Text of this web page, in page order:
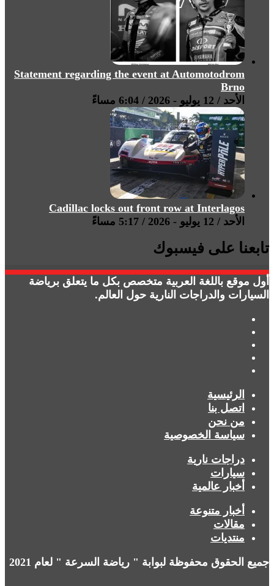
Statement regarding the event at Automotodrom
Brno
الأحد / 12 يوليو - 2026 / 6:04 مساءً
Cadillac locks out front row at Interlagos
الأحد / 12 يوليو - 2026 / 5:17 مساءً
تابعنا على فيسبوك
أول موقع باللغة العربية متخصص بكل ما يتعلق برياضة
السيارات والدراجات النارية حول العالم.
RSS
الرئيسية
اتصل بنا
من نحن
سياسة الخصوصية
دراجات نارية
سيارات
أخبار عالمية
أخبار متنوعة
مقالات
منتديات
جميع الحقوق محفوظة لبوابة " رياضة السرعة " لعام 2021